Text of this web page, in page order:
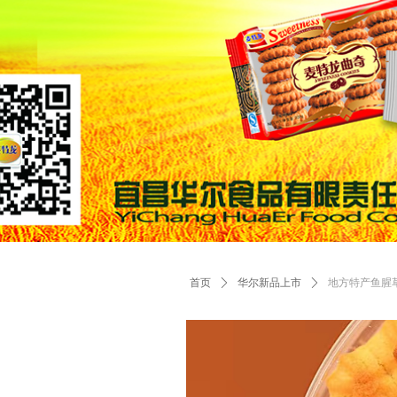
首页 ꄲ 华尔新品上市 ꄲ 地方特产鱼腥